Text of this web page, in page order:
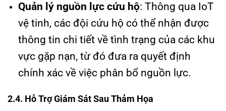
Quản lý nguồn lực cứu hộ: Thông qua IoT
vệ tinh, các đội cứu hộ có thể nhận được
thông tin chi tiết về tình trạng của các khu
vực gặp nạn, từ đó đưa ra quyết định
chính xác về việc phân bổ nguồn lực.
2.4. Hỗ Trợ Giám Sát Sau Thảm Họa